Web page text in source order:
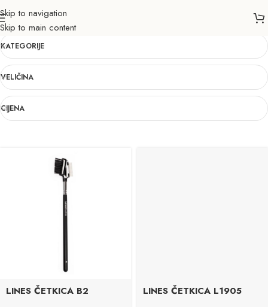
Skip to navigation
Skip to main content
LINES
KATEGORIJE
VELIČINA
CIJENA
LINES ČETKICA B2
LINES ČETKICA L1905